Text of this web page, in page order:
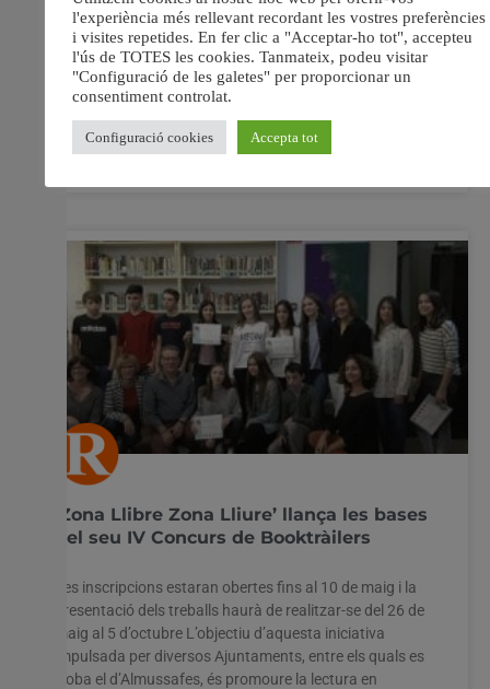
les violències contra les dones, un grup d’alumnes de
l’IES L’Om realitzaren uns treballs emprant la tècnica del
collage per denunciar les violències contra les dones tan
vigents a la nostra societat. Donada la bona qualitat
estos treballs s’han convertit en
‘Zona Llibre Zona Lliure’ llança les bases
del seu IV Concurs de Booktràilers
Les inscripcions estaran obertes fins al 10 de maig i la
presentació dels treballs haurà de realitzar-se del 26 de
maig al 5 d’octubre L’objectiu d’aquesta iniciativa
impulsada per diversos Ajuntaments, entre els quals es
troba el d’Almussafes, és promoure la lectura en